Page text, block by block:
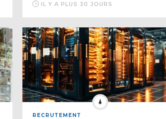
IL Y A PLUS 30 JOURS
RECRUTEMENT